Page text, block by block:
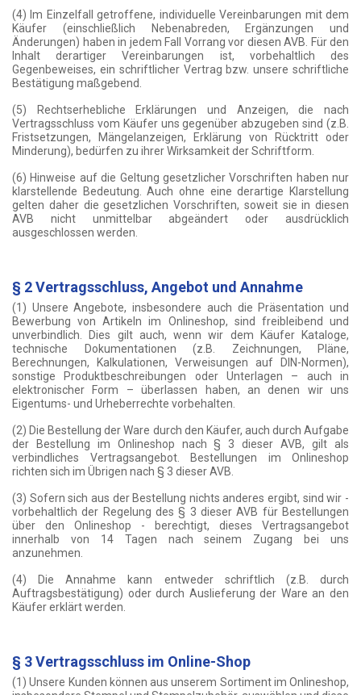
(4) Im Einzelfall getroffene, individuelle Vereinbarungen mit dem
Käufer (einschließlich Nebenabreden, Ergänzungen und
Änderungen) haben in jedem Fall Vorrang vor diesen AVB. Für den
Inhalt derartiger Vereinbarungen ist, vorbehaltlich des
Gegenbeweises, ein schriftlicher Vertrag bzw. unsere schriftliche
Bestätigung maßgebend.
(5) Rechtserhebliche Erklärungen und Anzeigen, die nach
Vertragsschluss vom Käufer uns gegenüber abzugeben sind (z.B.
Fristsetzungen, Mängelanzeigen, Erklärung von Rücktritt oder
Minderung), bedürfen zu ihrer Wirksamkeit der Schriftform.
(6) Hinweise auf die Geltung gesetzlicher Vorschriften haben nur
klarstellende Bedeutung. Auch ohne eine derartige Klarstellung
gelten daher die gesetzlichen Vorschriften, soweit sie in diesen
AVB nicht unmittelbar abgeändert oder ausdrücklich
ausgeschlossen werden.
§ 2 Vertragsschluss, Angebot und Annahme
(1) Unsere Angebote, insbesondere auch die Präsentation und
Bewerbung von Artikeln im Onlineshop, sind freibleibend und
unverbindlich. Dies gilt auch, wenn wir dem Käufer Kataloge,
technische Dokumentationen (z.B. Zeichnungen, Pläne,
Berechnungen, Kalkulationen, Verweisungen auf DIN-Normen),
sonstige Produktbeschreibungen oder Unterlagen – auch in
elektronischer Form – überlassen haben, an denen wir uns
Eigentums- und Urheberrechte vorbehalten.
(2) Die Bestellung der Ware durch den Käufer, auch durch Aufgabe
der Bestellung im Onlineshop nach § 3 dieser AVB, gilt als
verbindliches Vertragsangebot. Bestellungen im Onlineshop
richten sich im Übrigen nach § 3 dieser AVB.
(3) Sofern sich aus der Bestellung nichts anderes ergibt, sind wir -
vorbehaltlich der Regelung des § 3 dieser AVB für Bestellungen
über den Onlineshop - berechtigt, dieses Vertragsangebot
innerhalb von 14 Tagen nach seinem Zugang bei uns
anzunehmen.
(4) Die Annahme kann entweder schriftlich (z.B. durch
Auftragsbestätigung) oder durch Auslieferung der Ware an den
Käufer erklärt werden.
§ 3 Vertragsschluss im Online-Shop
(1) Unsere Kunden können aus unserem Sortiment im Onlineshop,